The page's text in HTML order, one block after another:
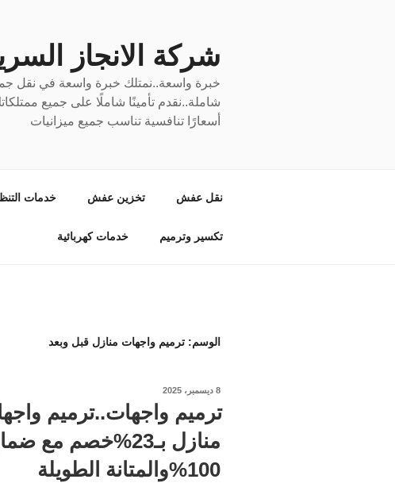
شركة الانجاز
خبرة واسعة..نمتلك خبرة واسعة في نقل
شاملة..نقدم تأمينًا شاملًا على جميع
أسعارًا تنافسية تناسب جميع ميزانيات
نقل عفش تخزين عفش خدمات
تكسير وترميم خدمات كهربائية
الوسم: ترميم واجهات منازل قبل وبعد
نُشر
8 ديسمبر، 2025
ترميم واجهات..ترميم
منازل بـ23%خصم مع
100%والمتانة الطويلة